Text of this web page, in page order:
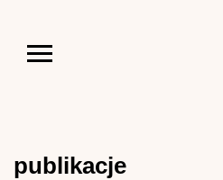
publikacje